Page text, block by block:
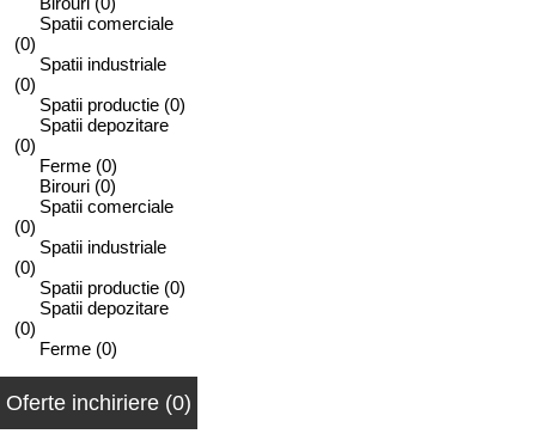
Spatii comerciale
(0)
Spatii industriale
(0)
Spatii productie (0)
Spatii depozitare
(0)
Ferme (0)
Birouri (0)
Spatii comerciale
(0)
Spatii industriale
(0)
Spatii productie (0)
Spatii depozitare
(0)
Ferme (0)
Oferte inchiriere (0)